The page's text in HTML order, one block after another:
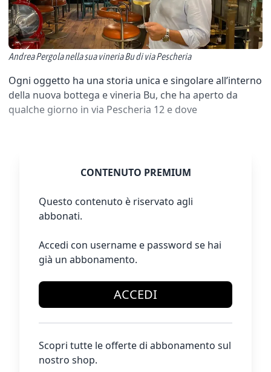
Andrea Pergola nella sua vineria Bu di via Pescheria
Ogni oggetto ha una storia unica e singolare all’interno
della nuova bottega e vineria Bu, che ha aperto da
qualche giorno in via Pescheria 12 e dove
CONTENUTO PREMIUM
Questo contenuto è riservato agli
abbonati.
Accedi con username e password se hai
già un abbonamento.
ACCEDI
Scopri tutte le offerte di abbonamento sul
nostro shop.